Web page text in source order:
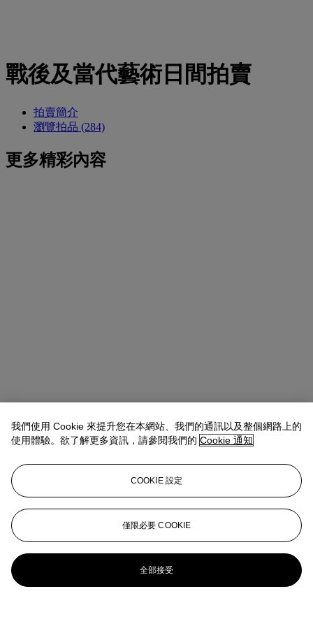
戰後及當代藝術日間拍賣
拍賣簡介
瀏覽拍品 (284)
更多精彩內容
我們使用 Cookie 來提升您在本網站、我們的通訊以及整個網路上的
使用體驗。欲了解更多資訊，請參閱我們的 Cookie 通知
COOKIE 設定
僅限必要 COOKIE
全部接受